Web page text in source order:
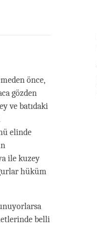
önce,
gözden
ve batıdaki
elinde
ile kuzey
hüküm
belli